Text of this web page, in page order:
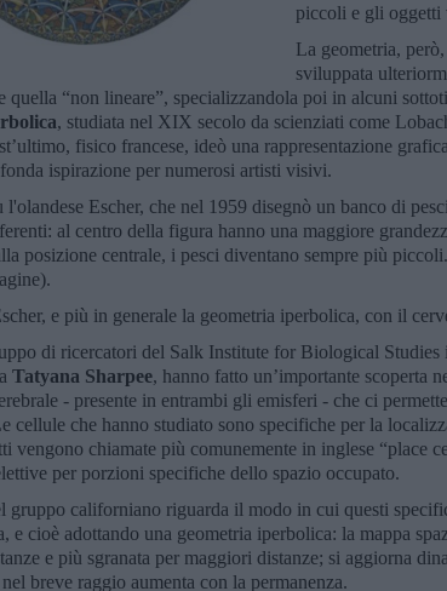
piccoli e gli
La geometria,
sviluppata
quella “non lineare”, specializzandola poi in alcuni
, studiata nel XIX secolo da scienziati come
fisico francese, ideò una rappresentazione
ispirazione per numerosi artisti visivi.
Escher, che nel 1959 disegnò un banco di
al centro della figura hanno una maggiore
posizione centrale, i pesci diventano sempre più
e più in generale la geometria iperbolica, con il
di ricercatori del Salk Institute for Biological
Tatyana Sharpee, hanno fatto un’importante scoperta
- presente in entrambi gli emisferi - che ci
cellule che hanno studiato sono specifiche per la
vengono chiamate più comunemente in inglese “place
per porzioni specifiche dello spazio occupato.
gruppo californiano riguarda il modo in cui questi
e cioè adottando una geometria iperbolica: la mappa
e più sgranata per maggiori distanze; si aggiorna
breve raggio aumenta con la permanenza.